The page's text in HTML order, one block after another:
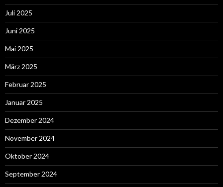
Juli 2025
Juni 2025
Mai 2025
März 2025
Februar 2025
Januar 2025
Dezember 2024
November 2024
Oktober 2024
September 2024